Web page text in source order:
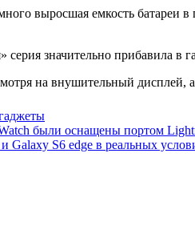
выросшая емкость батареи
значительно прибавила в
на внушительный дисплей,
были оснащены портом
Galaxy S6 edge в реальных